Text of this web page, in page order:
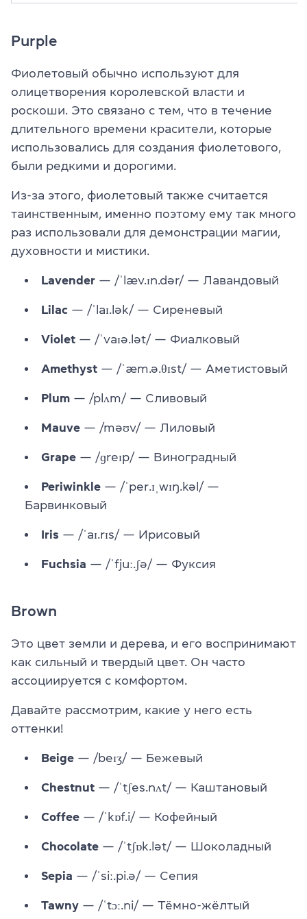
Purple
Фиолетовый обычно используют для
олицетворения королевской власти и
роскоши. Это связано с тем, что в течение
длительного времени красители, которые
использовались для создания фиолетового,
были редкими и дорогими.
Из-за этого, фиолетовый также считается
таинственным, именно поэтому ему так много
раз использовали для демонстрации магии,
духовности и мистики.
Lavender — /ˈlæv.ɪn.dər/ — Лавандовый
Lilac — /ˈlaɪ.lək/ — Сиреневый
Violet — /ˈvaɪə.lət/ — Фиалковый
Amethyst — /ˈæm.ə.θɪst/ — Аметистовый
Plum — /plʌm/ — Сливовый
Mauve — /məʊv/ — Лиловый
Grape — /ɡreɪp/ — Виноградный
Periwinkle — /ˈper.ɪˌwɪŋ.kəl/ —
Барвинковый
Iris — /ˈaɪ.rɪs/ — Ирисовый
Fuchsia — /ˈfjuː.ʃə/ — Фуксия
Brown
Это цвет земли и дерева, и его воспринимают
как сильный и твердый цвет. Он часто
ассоциируется с комфортом.
Давайте рассмотрим, какие у него есть
оттенки!
Beige — /beɪʒ/ — Бежевый
Chestnut — /ˈtʃes.nʌt/ — Каштановый
Coffee — /ˈkɒf.i/ — Кофейный
Chocolate — /ˈtʃɒk.lət/ — Шоколадный
Sepia — /ˈsiː.pi.ə/ — Сепия
Tawny — /ˈtɔː.ni/ — Тёмно-жёлтый